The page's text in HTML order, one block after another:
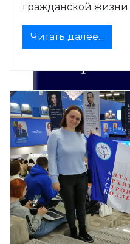
гражданской жизни.
Читать далее...